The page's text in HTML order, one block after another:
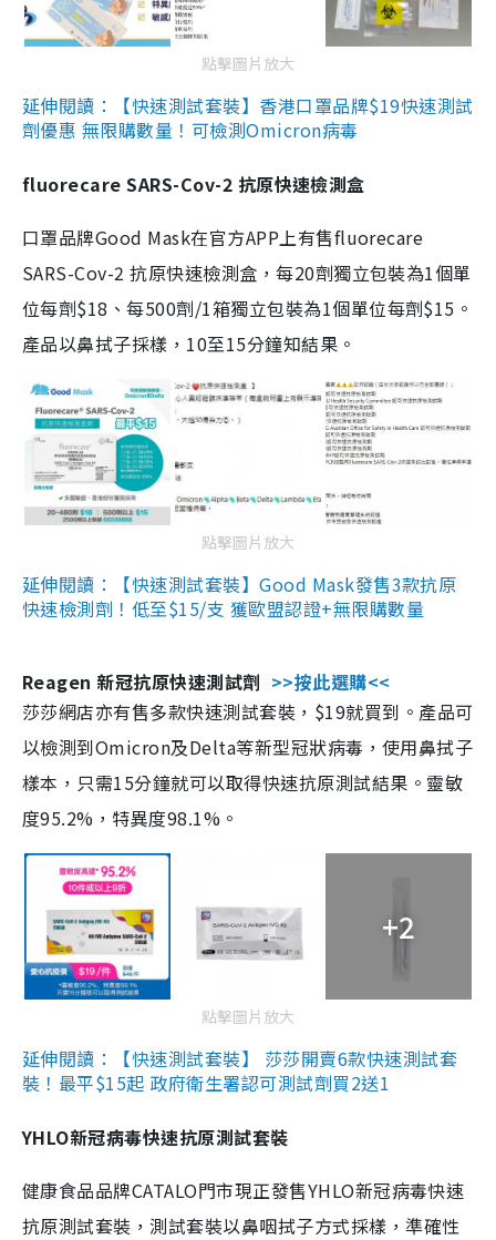
點擊圖片放大
延伸閱讀：【快速測試套裝】香港口罩品牌$19快速測試
劑優惠 無限購數量！可檢測Omicron病毒
fluorecare SARS-Cov-2 抗原快速檢測盒
口罩品牌Good Mask在官方APP上有售fluorecare
SARS-Cov-2 抗原快速檢測盒，每20劑獨立包裝為1個單
位每劑$18、每500劑/1箱獨立包裝為1個單位每劑$15。
產品以鼻拭子採樣，10至15分鐘知結果。
點擊圖片放大
延伸閱讀：【快速測試套裝】Good Mask發售3款抗原
快速檢測劑！低至$15/支 獲歐盟認證+無限購數量
Reagen 新冠抗原快速測試劑 >>按此選購<<
莎莎網店亦有售多款快速測試套裝，$19就買到。產品可
以檢測到Omicron及Delta等新型冠狀病毒，使用鼻拭子
樣本，只需15分鐘就可以取得快速抗原測試結果。靈敏
度95.2%，特異度98.1%。
+2
點擊圖片放大
延伸閱讀：【快速測試套裝】 莎莎開賣6款快速測試套
裝！最平$15起 政府衛生署認可測試劑買2送1
YHLO新冠病毒快速抗原測試套裝
健康食品品牌CATALO門市現正發售YHLO新冠病毒快速
抗原測試套裝，測試套裝以鼻咽拭子方式採樣，準確性